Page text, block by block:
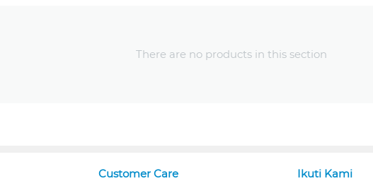
There are no products in this section
Customer Care Ikuti Kami